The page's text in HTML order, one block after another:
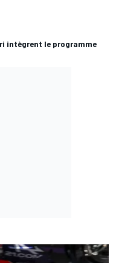
intègrent le programme